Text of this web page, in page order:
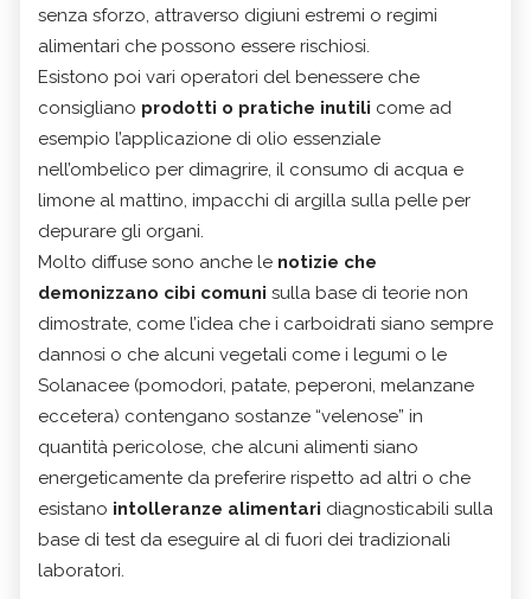
senza sforzo, attraverso digiuni estremi o regimi
alimentari che possono essere rischiosi.
Esistono poi vari operatori del benessere che
consigliano prodotti o pratiche inutili come ad
esempio l’applicazione di olio essenziale
nell’ombelico per dimagrire, il consumo di acqua e
limone al mattino, impacchi di argilla sulla pelle per
depurare gli organi.
Molto diffuse sono anche le notizie che
demonizzano cibi comuni sulla base di teorie non
dimostrate, come l’idea che i carboidrati siano sempre
dannosi o che alcuni vegetali come i legumi o le
Solanacee (pomodori, patate, peperoni, melanzane
eccetera) contengano sostanze “velenose” in
quantità pericolose, che alcuni alimenti siano
energeticamente da preferire rispetto ad altri o che
esistano intolleranze alimentari diagnosticabili sulla
base di test da eseguire al di fuori dei tradizionali
laboratori.